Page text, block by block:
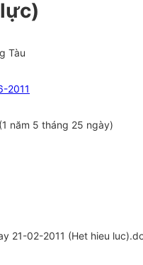
Tàu
2011
(1 năm 5 tháng 25 ngày)
21-02-2011 (Het hieu